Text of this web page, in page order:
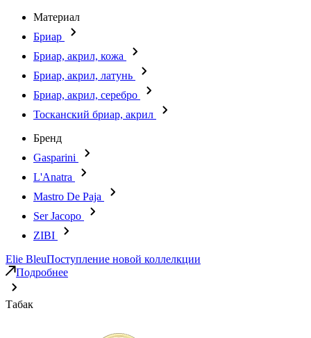
Материал
Бриар
Бриар, акрил, кожа
Бриар, акрил, латунь
Бриар, акрил, серебро
Тосканский бриар, акрил
Бренд
Gasparini
L'Anatra
Mastro De Paja
Ser Jacopo
ZIBI
Elie BleuПоступление новой коллелкции
Подробнее
Табак